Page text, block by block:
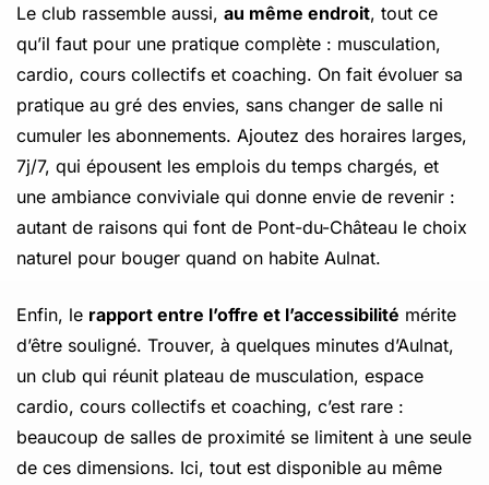
Le club rassemble aussi, au même endroit, tout ce
qu’il faut pour une pratique complète : musculation,
cardio, cours collectifs et coaching. On fait évoluer sa
pratique au gré des envies, sans changer de salle ni
cumuler les abonnements. Ajoutez des horaires larges,
7j/7, qui épousent les emplois du temps chargés, et
une ambiance conviviale qui donne envie de revenir :
autant de raisons qui font de Pont-du-Château le choix
naturel pour bouger quand on habite Aulnat.
Enfin, le rapport entre l’offre et l’accessibilité mérite
d’être souligné. Trouver, à quelques minutes d’Aulnat,
un club qui réunit plateau de musculation, espace
cardio, cours collectifs et coaching, c’est rare :
beaucoup de salles de proximité se limitent à une seule
de ces dimensions. Ici, tout est disponible au même